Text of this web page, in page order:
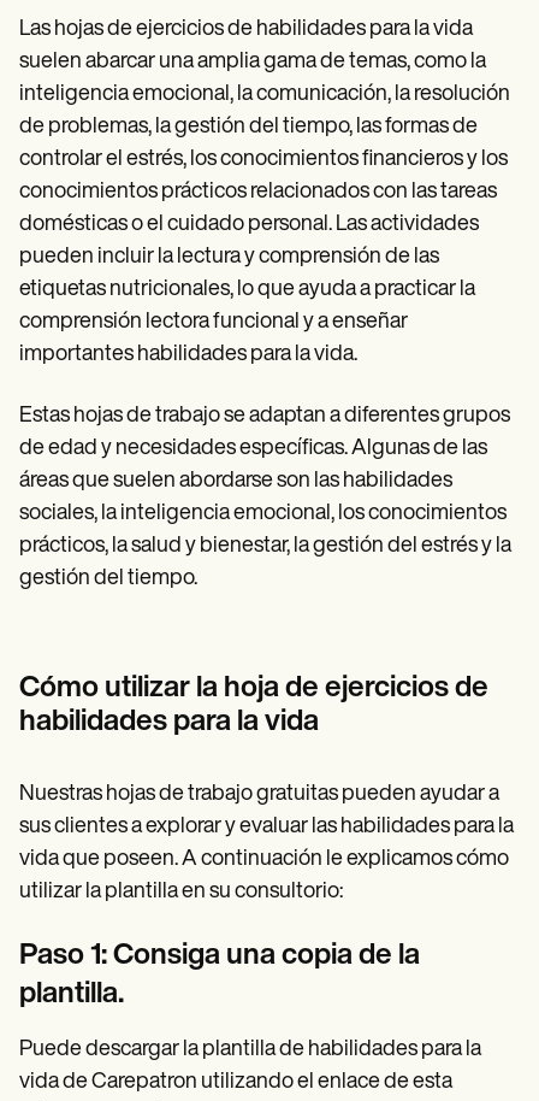
Las hojas de ejercicios de habilidades para la vida
suelen abarcar una amplia gama de temas, como la
inteligencia emocional, la comunicación, la resolución
de problemas, la gestión del tiempo, las formas de
controlar el estrés, los conocimientos financieros y los
conocimientos prácticos relacionados con las tareas
domésticas o el cuidado personal. Las actividades
pueden incluir la lectura y comprensión de las
etiquetas nutricionales, lo que ayuda a practicar la
comprensión lectora funcional y a enseñar
importantes habilidades para la vida.
Estas hojas de trabajo se adaptan a diferentes grupos
de edad y necesidades específicas. Algunas de las
áreas que suelen abordarse son las habilidades
sociales, la inteligencia emocional, los conocimientos
prácticos, la salud y bienestar, la gestión del estrés y la
gestión del tiempo.
Cómo utilizar la hoja de ejercicios de
habilidades para la vida
Nuestras hojas de trabajo gratuitas pueden ayudar a
sus clientes a explorar y evaluar las habilidades para la
vida que poseen. A continuación le explicamos cómo
utilizar la plantilla en su consultorio:
Paso 1: Consiga una copia de la
plantilla.
Puede descargar la plantilla de habilidades para la
vida de Carepatron utilizando el enlace de esta